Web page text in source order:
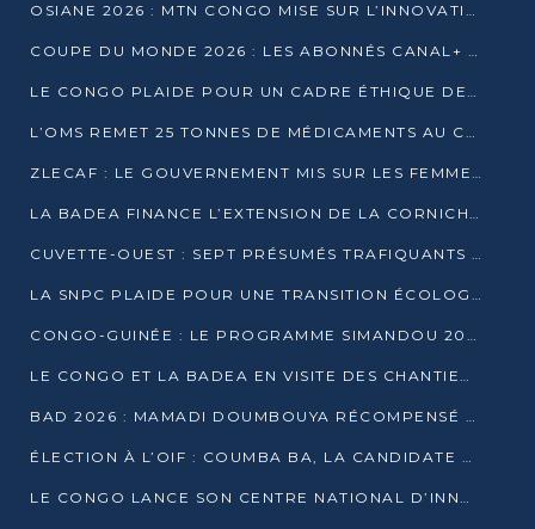
OSIANE 2026 : MTN CONGO MISE SUR L’INNOVATION POUR RELEVER LES DÉFIS AFRICAINS
COUPE DU MONDE 2026 : LES ABONNÉS CANAL+ AU CONGO DÉÇUS À QUELQUES JOURS DU COUP D’ENVOI
LE CONGO PLAIDE POUR UN CADRE ÉTHIQUE DE L’INTELLIGENCE ARTIFICIELLE À DAKAR
L’OMS REMET 25 TONNES DE MÉDICAMENTS AU CONGO POUR RENFORCER LA RIPOSTE AUX ÉPIDÉMIES
ZLECAF : LE GOUVERNEMENT MIS SUR LES FEMMES ENTREPRENEURES
LA BADEA FINANCE L’EXTENSION DE LA CORNICHE SUD DE BRAZZAVILLE
CUVETTE-OUEST : SEPT PRÉSUMÉS TRAFIQUANTS DE FAUNE INTERPELLÉS À EWO ET KELLÉ
LA SNPC PLAIDE POUR UNE TRANSITION ÉCOLOGIQUE PROGRESSIVE
CONGO-GUINÉE : LE PROGRAMME SIMANDOU 2040 AU CŒUR DES ÉCHANGES À LA BAD
LE CONGO ET LA BADEA EN VISITE DES CHANTIERS
BAD 2026 : MAMADI DOUMBOUYA RÉCOMPENSÉ PAR LE TROPHÉE BABACAR NDIAYE À BRAZZAVILLE
ÉLECTION À L’OIF : COUMBA BA, LA CANDIDATE DISCRÈTE QUI BOUSCULE LE JEU DIPLOMATIQUE
LE CONGO LANCE SON CENTRE NATIONAL D’INNOVATION